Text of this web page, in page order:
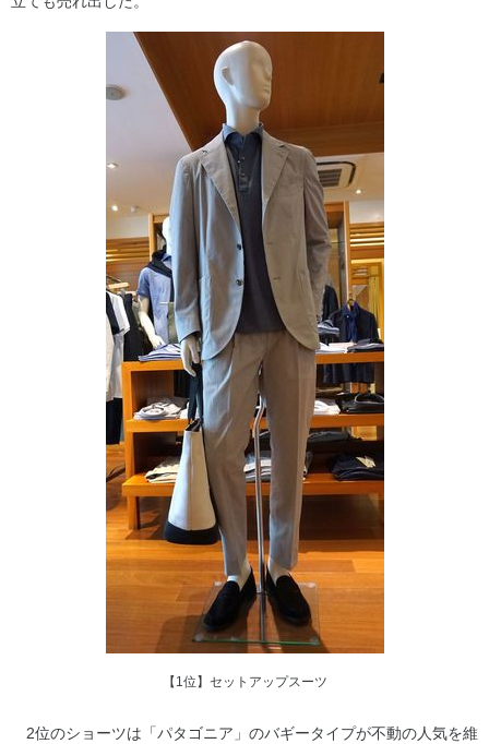
【1位】セットアップスーツ
2位のショーツは「パタゴニア」のバギータイプが不動の人気を維